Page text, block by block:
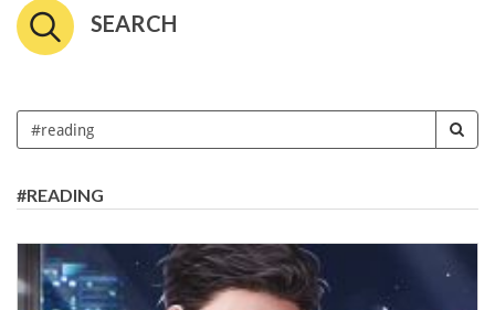
SEARCH
#READING